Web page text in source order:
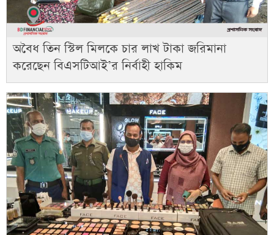
অবৈধ তিন স্টিল মিলকে চার লাখ টাকা জরিমানা
করেছেন বিএসটিআই’র নির্বাহী হাকিম